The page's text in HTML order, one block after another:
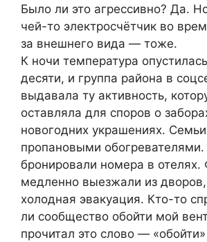
Было ли это агрессивно? Да.
чей-то электросчётчик во
за внешнего вида — тоже.
К ночи температура
десяти, и группа района в
выдавала ту активность,
оставляла для споров о
новогодних украшениях.
пропановыми
бронировали номера в
медленно выезжали из
холодная эвакуация. Кто-то
ли сообщество обойти мой
прочитал это слово —